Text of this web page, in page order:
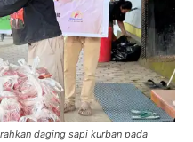
daging sapi kurban pada